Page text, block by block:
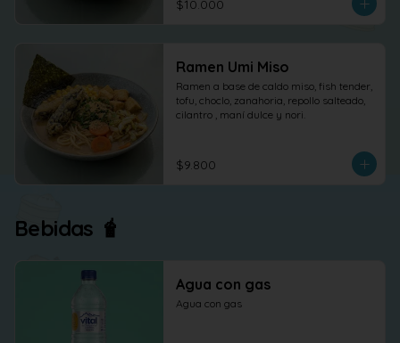
$10.000
Ramen Umi Miso
Ramen a base de caldo miso, fish tender,
tofu, choclo, zanahoria, repollo salteado,
cilantro , maní dulce y nori.
$9.800
Bebidas 🧋
Agua con gas
Agua con gas